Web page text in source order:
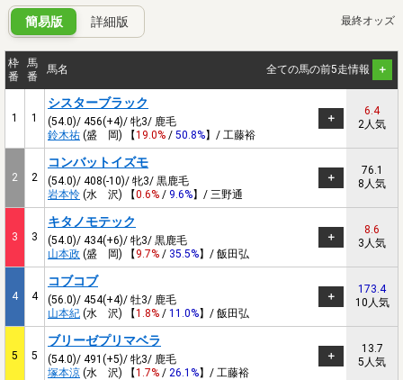
簡易版 詳細版 最終オッズ
枠
番
馬
番
馬名 全ての馬の前5走情報
1 1
シスターブラック
(54.0)/ 456(+4)/ 牝3/ 鹿毛
鈴木祐 (盛 岡) 【19.0% / 50.8%】/ 工藤裕
6.4
2人気
2 2
コンバットイズモ
(54.0)/ 408(-10)/ 牝3/ 黒鹿毛
岩本怜 (水 沢) 【0.6% / 9.6%】/ 三野通
76.1
8人気
3 3
キタノモテック
(54.0)/ 434(+6)/ 牝3/ 黒鹿毛
山本政 (盛 岡) 【9.7% / 35.5%】/ 飯田弘
8.6
3人気
4 4
コブコブ
(56.0)/ 454(+4)/ 牡3/ 鹿毛
山本紀 (水 沢) 【1.8% / 11.0%】/ 飯田弘
173.4
10人気
5 5
ブリーゼプリマベラ
(54.0)/ 491(+5)/ 牝3/ 鹿毛
塚本涼 (水 沢) 【1.7% / 26.1%】/ 工藤裕
13.7
5人気